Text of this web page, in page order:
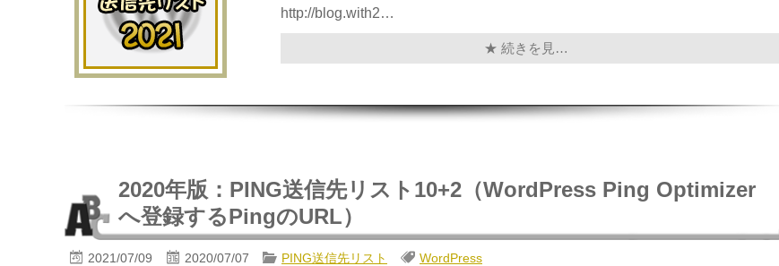
http://blog.with2…
★ 続きを見…
2020年版：PING送信先リスト10+2（WordPress Ping Optimizer
へ登録するPingのURL）
2021/07/09 2020/07/07 PING送信先リスト WordPress